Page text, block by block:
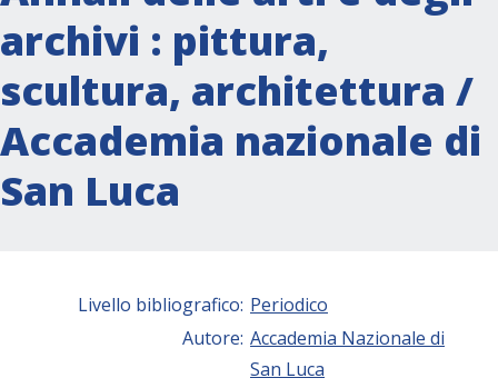
archivi : pittura,
scultura, architettura /
Accademia nazionale di
San Luca
Livello bibliografico: Periodico
Autore: Accademia Nazionale di
San Luca